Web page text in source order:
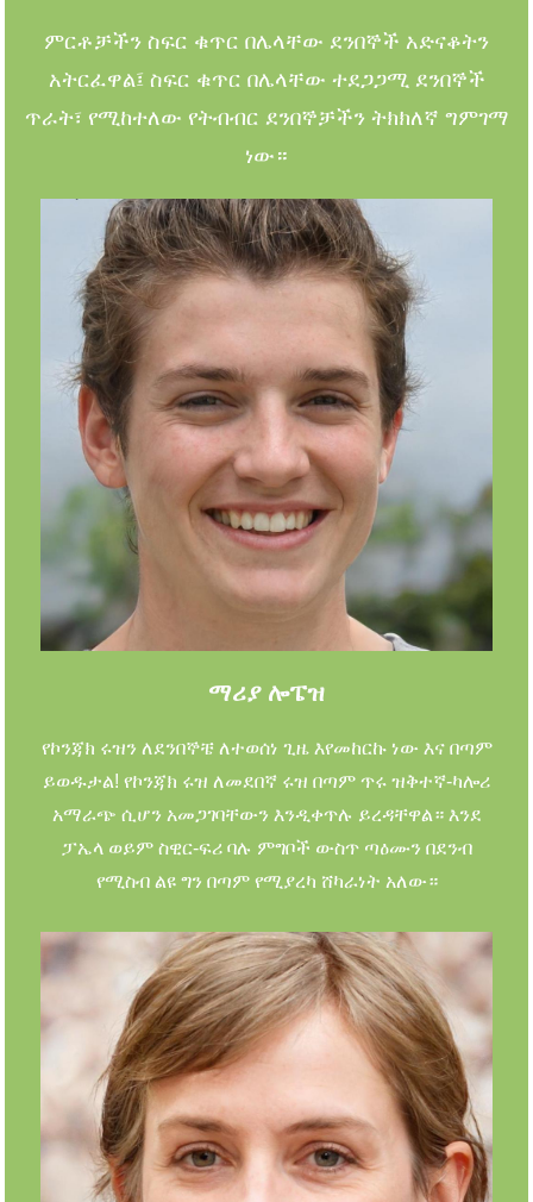
ምርቶቻችን ስፍር ቁጥር በሌላቸው ደንበኞች አድናቆትን
አትርፈዋል፤ ስፍር ቁጥር በሌላቸው ተደጋጋሚ ደንበኞች
ጥራት፣ የሚከተለው የትብብር ደንበኞቻችን ትክክለኛ ግምገማ
ነው።
ማሪያ ሎፔዝ
የኮንጃክ ሩዝን ለደንበኞቼ ለተወሰነ ጊዜ እየመከርኩ ነው እና በጣም
ይወዱታል! የኮንጃክ ሩዝ ለመደበኛ ሩዝ በጣም ጥሩ ዝቅተኛ-ካሎሪ
አማራጭ ሲሆን አመጋገባቸውን እንዲቀጥሉ ይረዳቸዋል። እንደ
ፓኤላ ወይም ስዊር-ፍሪ ባሉ ምግቦች ውስጥ ጣዕሙን በደንብ
የሚስብ ልዩ ግን በጣም የሚያረካ ሸካራነት አለው።